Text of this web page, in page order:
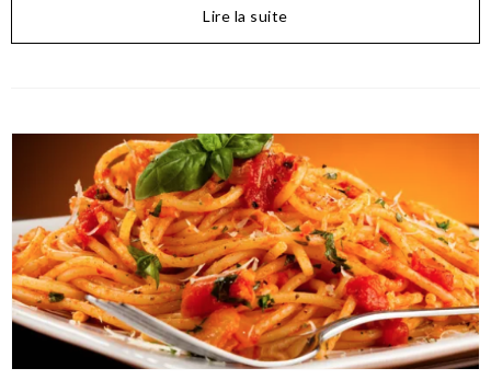
Lire la suite